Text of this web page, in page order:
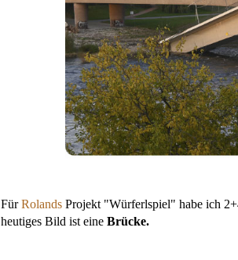
FürRolands Projekt "Würferlspiel" habe ich
heutiges Bild ist eine Brücke.